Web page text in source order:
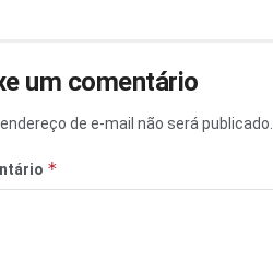
um comentário
de e-mail não será publicado.
*